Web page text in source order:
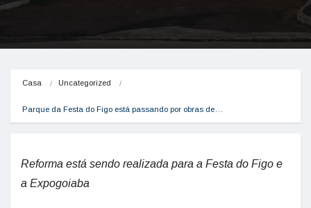
Casa Uncategorized
Parque da Festa do Figo está passando por obras de…
Reforma está sendo realizada para a Festa do Figo e
a Expogoiaba